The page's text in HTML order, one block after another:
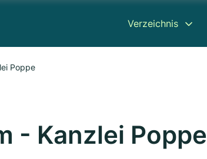
Verzeichnis
Poppe
- Kanzlei Poppe